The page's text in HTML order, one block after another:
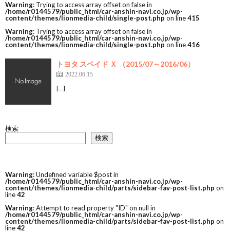
Warning: Trying to access array offset on false in
/home/r0144579/public_html/car-anshin-navi.co.jp/wp-
content/themes/lionmedia-child/single-post.php on line415
Warning: Trying to access array offset on false in
/home/r0144579/public_html/car-anshin-navi.co.jp/wp-
content/themes/lionmedia-child/single-post.php on line416
トヨタ スペイド Ｘ （2015/07～2016/06）
2022.06.15
[…]
検索
検索
Warning: Undefined variable $post in
/home/r0144579/public_html/car-anshin-navi.co.jp/wp-
content/themes/lionmedia-child/parts/sidebar-fav-post-list.php on
line42
Warning: Attempt to read property "ID" on null in
/home/r0144579/public_html/car-anshin-navi.co.jp/wp-
content/themes/lionmedia-child/parts/sidebar-fav-post-list.php on
line42